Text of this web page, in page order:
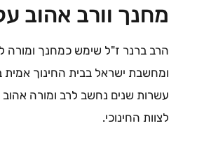
מחנך וורב אהוב
הרב ברנר ז"ל שימש כמחנך ומורה
ומחשבת ישראל בבית החינוך אמית
עשרות שנים נחשב לרב ומורה אהוב
לצוות החינוכי.